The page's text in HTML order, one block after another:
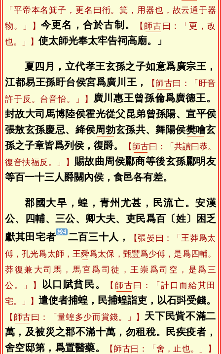
「平帝本名箕子，更名曰衎。箕，用器也，故云通于器
物。」】 今更名，合於古制。 【 師古 曰：「更，改
也。」】 使太師光奉太牢告祠高廟。」
夏四月，立代孝王玄孫之子如意爲廣宗王，
江都易王孫盱台侯宮爲廣川王，
【 師古曰：「盱音
許于反。台音怡。」】
廣川惠王曾孫倫爲廣德王。
封故大司馬博陸侯霍光從父昆弟曾孫陽、宣平侯
張敖玄孫慶忌、絳侯周勃玄孫共、舞陽侯樊噲玄
孫之子章皆爲列侯，復爵。
【 師古曰：「共讀曰恭。
復音扶福反。」】 賜故曲周侯酈商等後玄孫酈明友
等百一十三人爵關內侯，食邑各有差。
郡國大旱，蝗，青州尤甚，民流亡。安漢
公、四輔、三公、卿大夫、吏民爲百〔姓〕困乏
獻其田宅者
二百三十人， 【張晏曰：「王莽爲太
傅，孔光爲太師，王舜爲太保，甄豐爲少傅，是爲四輔。
莽復兼大司馬，馬宮爲司徒，王崇爲司空，是爲三
公。」】
以口賦貧民。 【 師古曰：「計口而給其田
宅。」】 遣使者捕蝗，民捕蝗詣吏，以石㪷受錢。
【 師古曰：「量蝗多少而賞錢。」】天下民貲不滿二
萬，及被災之郡不滿十萬，勿租稅。民疾疫者，
舍空邸第，爲置醫藥。
【 師古曰：「舍，止也。」】